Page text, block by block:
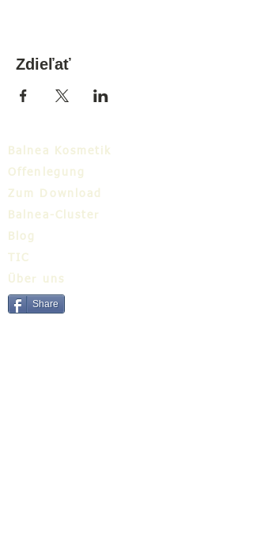
Zdieľať
Balnea Kosmetik
Offenlegung
Zum Download
Balnea-Cluster
Blog
TIC
Über uns
Share